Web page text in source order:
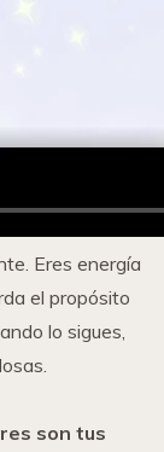
Eres energía
el propósito
lo sigues,
son tus